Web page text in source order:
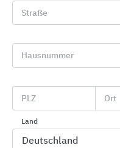
GODELMANN
Straße
Hausnummer
PLZ Ort
Land